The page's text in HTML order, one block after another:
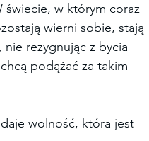
świecie, w którym coraz
wierni sobie, stają
rezygnując z bycia
podążać za takim
wolność, która jest